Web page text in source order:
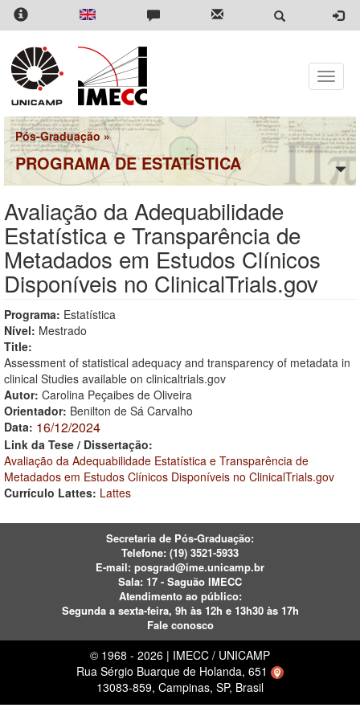
Pular
para
conteúdo
principal
Toggle
Pós-Graduação »
PROGRAMA DE ESTATÍSTICA
Avaliação da Adequabilidade
Estatística e Transparência de
Metadados em Estudos Clínicos
Disponíveis no ClinicalTrials.gov
Programa: Estatística
Nível: Mestrado
Title:
Assessment of statistical adequacy and transparency of metadata in
clinical Studies available on clinicaltrials.gov
Autor: Carolina Peçaibes de Oliveira
Orientador: Benilton de Sá Carvalho
Data: 16/12/2024
Link da Tese / Dissertação:
Avaliação da Adequabilidade Estatística e Transparência de
Metadados em Estudos Clínicos Disponíveis no ClinicalTrials.gov
Currículo Lattes: Lattes
Secretaria de Pós-Graduação:
Telefone: (19) 3521-5933
E-mail: posgrad@ime.unicamp.br
Sala: 17 - Saguão IMECC
Atendimento ao público:
Segunda a sexta-feira, 9h às 12h e 13h30 às 17h
Fale conosco
© 1968 - 2026 | IMECC / UNICAMP
Rua Sérgio Buarque de Holanda, 651
13083-859, Campinas, SP, Brasil